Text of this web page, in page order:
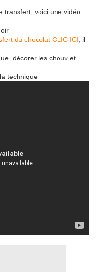
transfert, voici une vidéo
du chocolat CLIC ICI , il
décorer les choux et
technique